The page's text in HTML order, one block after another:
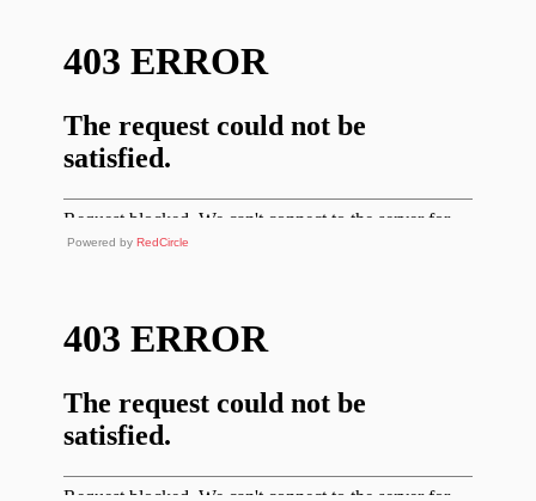
Powered by RedCircle